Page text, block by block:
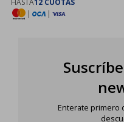
|
|
Enterate primero